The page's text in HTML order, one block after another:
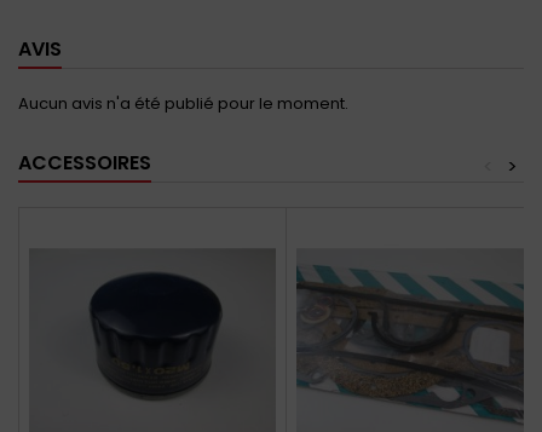
AVIS
Aucun avis n'a été publié pour le moment.
ACCESSOIRES >